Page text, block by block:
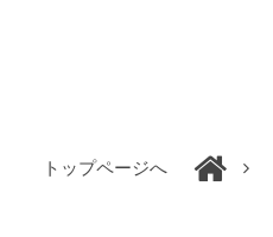
トップページへ